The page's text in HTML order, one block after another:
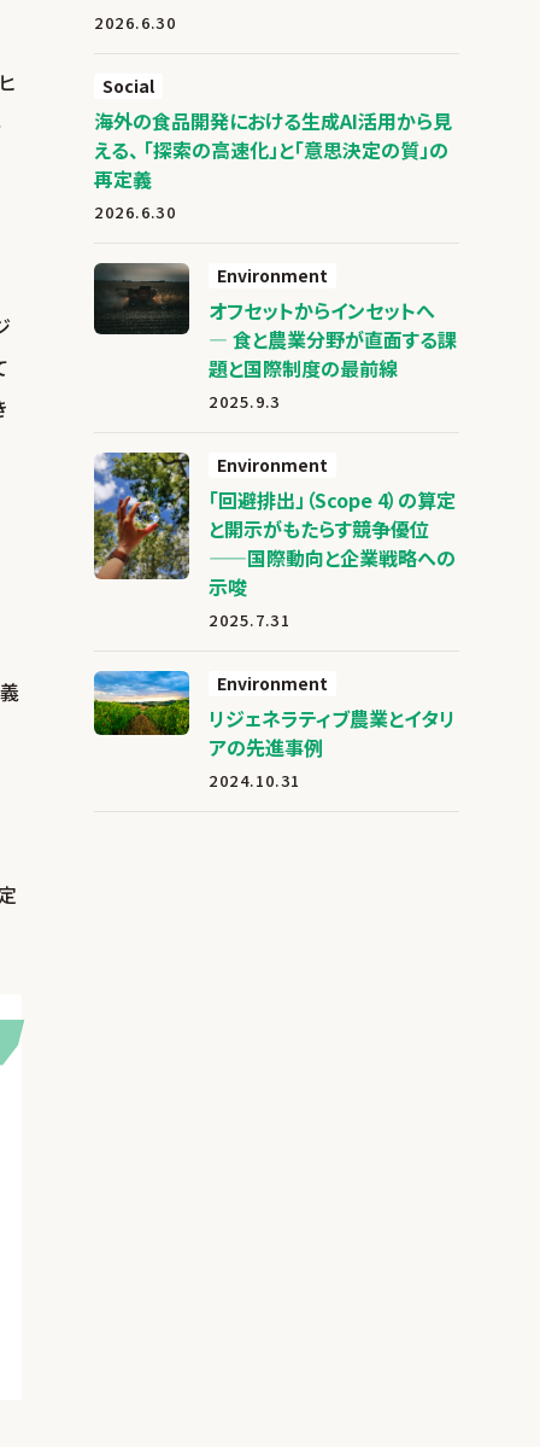
2026.6.30
Social
海外の食品開発における生成AI活用から見
える、 「探索の高速化」と「意思決定の質」の
再定義
2026.6.30
Environment
オフセットからインセットへ
― 食と農業分野が直面する課
題と国際制度の最前線
2025.9.3
Environment
「回避排出」（Scope 4）の算定
と開示がもたらす競争優位
——国際動向と企業戦略への
示唆
2025.7.31
Environment
リジェネラティブ農業とイタリ
アの先進事例
2024.10.31